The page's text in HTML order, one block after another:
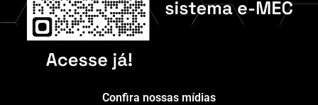
Confira nossas mídias